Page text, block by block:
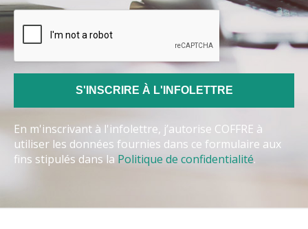
En m'inscrivant à l'infolettre, j’autorise COFFRE à
utiliser les données fournies dans ce formulaire aux
fins stipulés dans la Politique de confidentialité.